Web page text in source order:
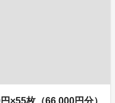
×55枚（66.000円分）